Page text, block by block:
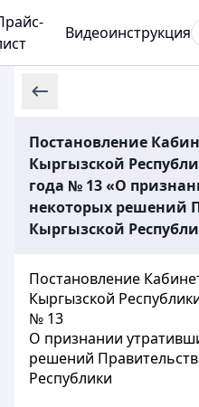
Видеоинструкция
Постановление
Кыргызской
года № 13 «О
некоторых решений
Кыргызской
Постановление
Кыргызской
№ 13
О признании
решений
Республики